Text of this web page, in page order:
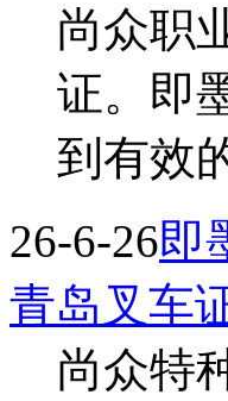
尚众职
证。即
到有效
26-6-26即
青岛叉车
尚众特